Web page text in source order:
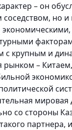
– он
соседством, но
с крупным и
–
со стороны
партнера,